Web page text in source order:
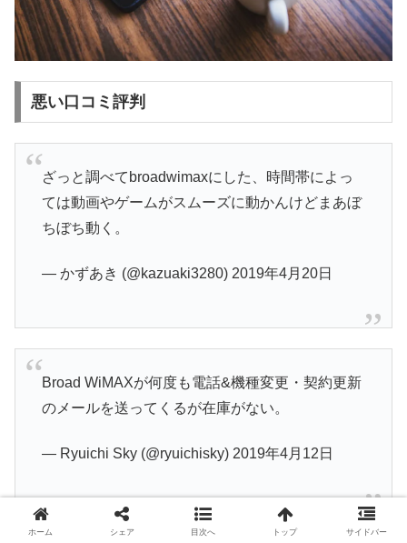
悪い口コミ評判
ざっと調べてbroadwimaxにした、時間帯によっ
ては動画やゲームがスムーズに動かんけどまあぼ
ちぼち動く。
— かずあき (@kazuaki3280) 2019年4月20日
Broad WiMAXが何度も電話&機種変更・契約更新
のメールを送ってくるが在庫がない。
— Ryuichi Sky (@ryuichisky) 2019年4月12日
ホーム シェア 目次へ トップ サイドバー